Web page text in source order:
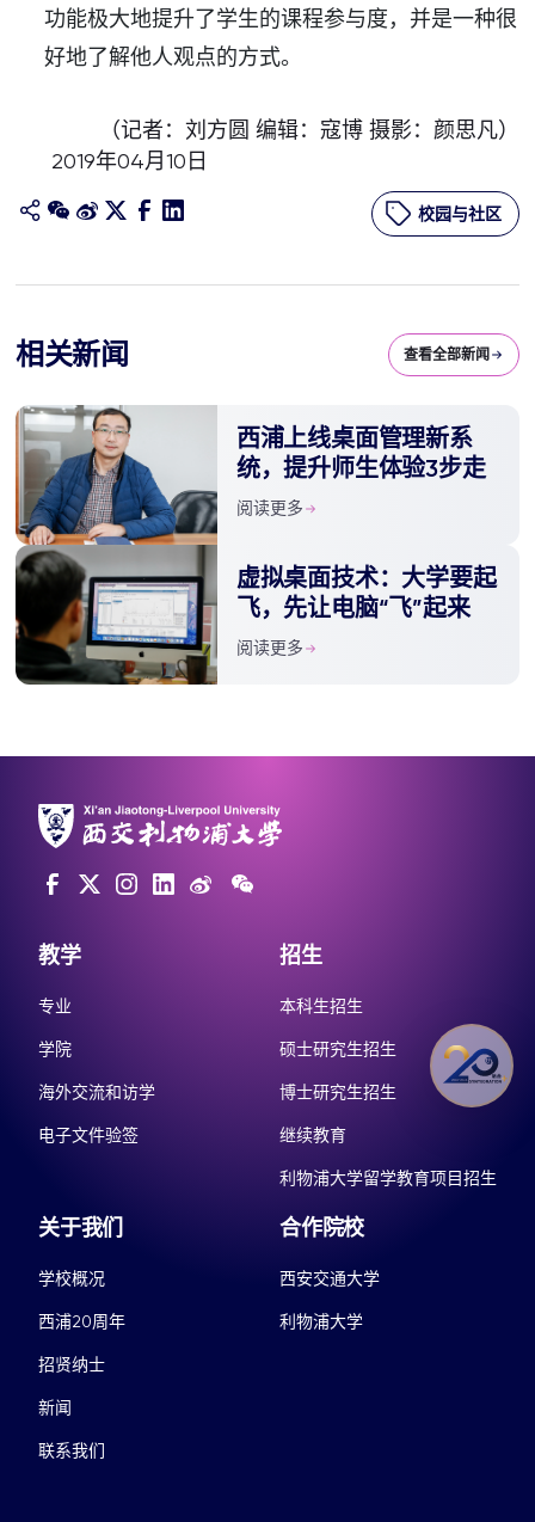
功能极大地提升了学生的课程参与度，并是一种很
好地了解他人观点的方式。
（记者：刘方圆 编辑：寇博 摄影：颜思凡）
2019年04月10日
校园与社区
相关新闻 查看全部新闻
西浦上线桌面管理新系
统，提升师生体验3步走
阅读更多
虚拟桌面技术：大学要起
飞，先让电脑“飞”起来
阅读更多
教学
专业
学院
海外交流和访学
电子文件验签
招生
本科生招生
硕士研究生招生
博士研究生招生
继续教育
利物浦大学留学教育项目招生
关于我们
学校概况
西浦20周年
招贤纳士
新闻
联系我们
合作院校
西安交通大学
利物浦大学